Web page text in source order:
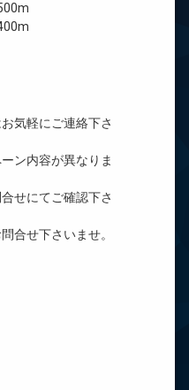
気軽にご連絡下さ
ン内容が異なりま
せにてご確認下さ
合せ下さいませ。